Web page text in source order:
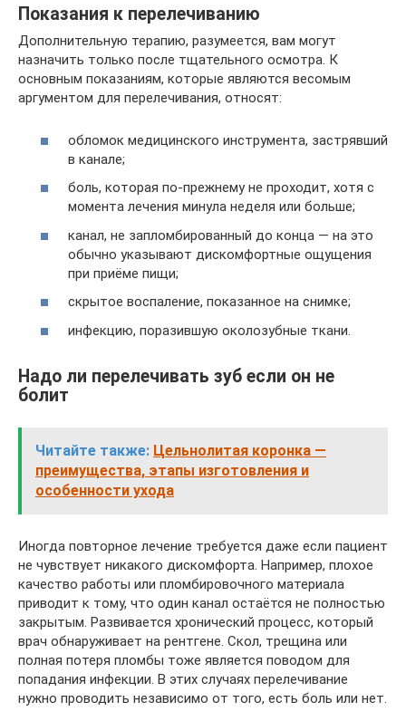
Показания к перелечиванию
Дополнительную терапию, разумеется, вам могут
назначить только после тщательного осмотра. К
основным показаниям, которые являются весомым
аргументом для перелечивания, относят:
обломок медицинского инструмента, застрявший
в канале;
боль, которая по-прежнему не проходит, хотя с
момента лечения минула неделя или больше;
канал, не запломбированный до конца — на это
обычно указывают дискомфортные ощущения
при приёме пищи;
скрытое воспаление, показанное на снимке;
инфекцию, поразившую околозубные ткани.
Надо ли перелечивать зуб если он не
болит
Читайте также: Цельнолитая коронка —
преимущества, этапы изготовления и
особенности ухода
Иногда повторное лечение требуется даже если пациент
не чувствует никакого дискомфорта. Например, плохое
качество работы или пломбировочного материала
приводит к тому, что один канал остаётся не полностью
закрытым. Развивается хронический процесс, который
врач обнаруживает на рентгене. Скол, трещина или
полная потеря пломбы тоже является поводом для
попадания инфекции. В этих случаях перелечивание
нужно проводить независимо от того, есть боль или нет.